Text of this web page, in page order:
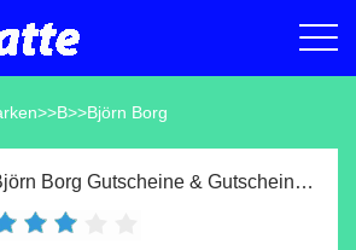
>>B>>Björn Borg
Björn Borg Gutscheine & Gutscheincodes Aug 2026